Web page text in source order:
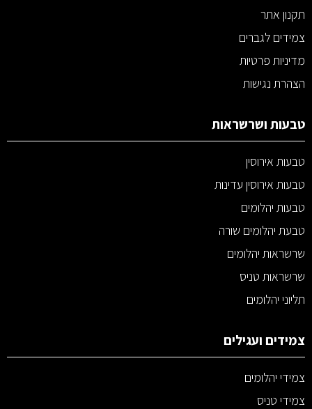
תקנון אתר
צמידים לגברים
מדיניות פרטיות
הצהרת נגישות
טבעות ושרשראות
טבעות אירוסין
טבעות אירוסין עדינות
טבעות יהלומים
טבעת יהלומים שורה
שרשראות יהלומים
שרשראות טניס
תליוני יהלומים
צמידים ועגילים
צמידי יהלומים
צמידי טניס